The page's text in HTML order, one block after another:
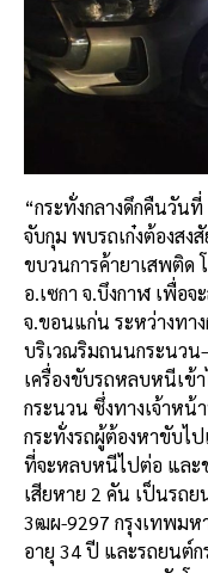
“กระทั่งกลางดึกคืนวัน
จับกุม พบรถเก๋งต้องสง
ขบวนการค้ายาเสพติด
อ.เซกา จ.บึงกาฬ เพื่อ
จ.ขอนแก่น ระหว่างทา
บริเวณริมถนนกระนวน
เครื่องขับรถหลบหนีเข้
กระนวน ซึ่งทางเจ้าหน้
กระทั่งรถผู้ต้องหาขับไป
ที่จะหลบหนีไปต่อ และ
เสียหาย 2 คัน เป็นรถ
3ฒผ-9297 กรุงเทพมห
อายุ 34 ปี และรถยนต์